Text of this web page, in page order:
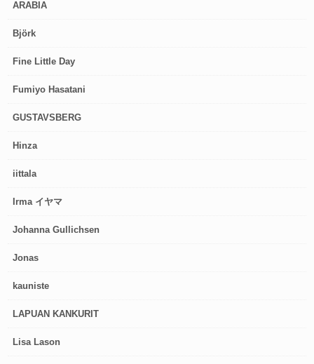
ARABIA
Björk
Fine Little Day
Fumiyo Hasatani
GUSTAVSBERG
Hinza
iittala
Irma イヤマ
Johanna Gullichsen
Jonas
kauniste
LAPUAN KANKURIT
Lisa Lason